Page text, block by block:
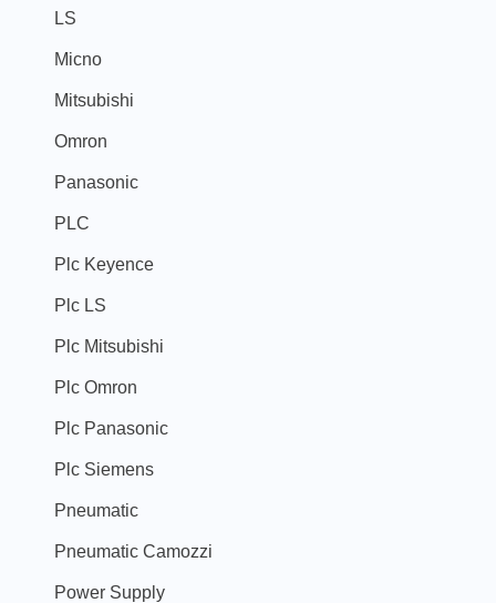
LS
Micno
Mitsubishi
Omron
Panasonic
PLC
Plc Keyence
Plc LS
Plc Mitsubishi
Plc Omron
Plc Panasonic
Plc Siemens
Pneumatic
Pneumatic Camozzi
Power Supply